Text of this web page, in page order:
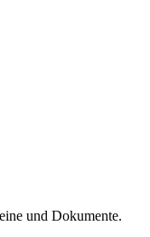
und Dokumente.